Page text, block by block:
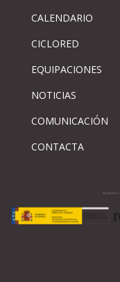
CALENDARIO
CICLORED
EQUIPACIONES
NOTICIAS
COMUNICACIÓN
CONTACTA